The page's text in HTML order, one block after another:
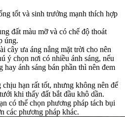
tốt và sinh trưởng mạnh thích hợp
đất màu mỡ và có chế độ thoát
úng.
cây ưa áng nắng mặt trời cho nên
ý chọn nơi có nhiều ánh sáng, nếu
hay ánh sáng bán phần thì nên đem
hạn rất tốt, nhưng không nên để
khi thấy đất bắt đầu khô dần.
có thể chọn phương pháp tách bụi
các phương pháp khác.